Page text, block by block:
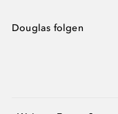
Douglas folgen